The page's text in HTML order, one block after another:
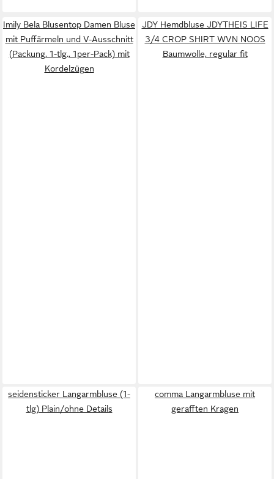
Imily Bela Blusentop Damen Bluse
mit Puffärmeln und V-Ausschnitt
(Packung, 1-tlg., 1per-Pack) mit
Kordelzügen
JDY Hemdbluse JDYTHEIS LIFE
3/4 CROP SHIRT WVN NOOS
Baumwolle, regular fit
seidensticker Langarmbluse (1-
tlg) Plain/ohne Details
comma Langarmbluse mit
gerafften Kragen